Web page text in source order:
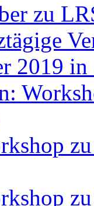
zu
2019